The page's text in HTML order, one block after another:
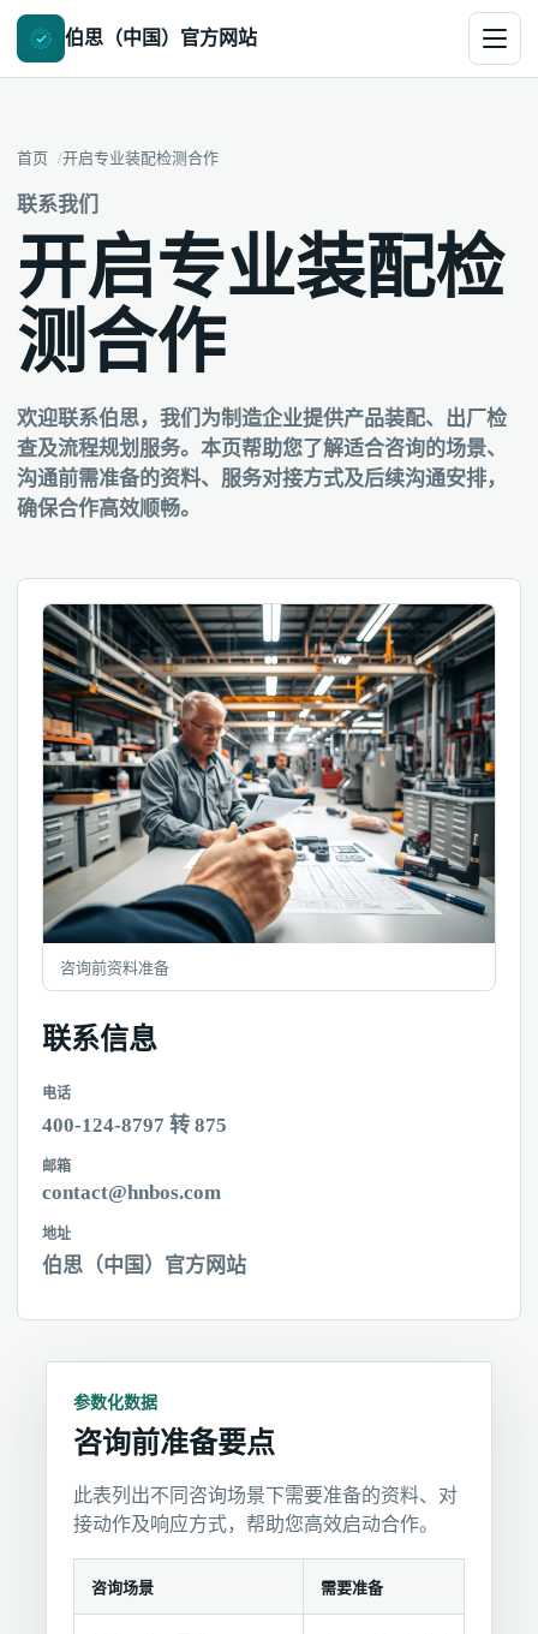
伯思（中国）官方网站
首页 开启专业装配检测合作
联系我们
开启专业装配检
测合作
欢迎联系伯思，我们为制造企业提供产品装配、出厂检
查及流程规划服务。本页帮助您了解适合咨询的场景、
沟通前需准备的资料、服务对接方式及后续沟通安排，
确保合作高效顺畅。
咨询前资料准备
联系信息
电话
400-124-8797 转 875
邮箱
contact@hnbos.com
地址
伯思（中国）官方网站
参数化数据
咨询前准备要点
此表列出不同咨询场景下需要准备的资料、对
接动作及响应方式，帮助您高效启动合作。
咨询场景 需要准备